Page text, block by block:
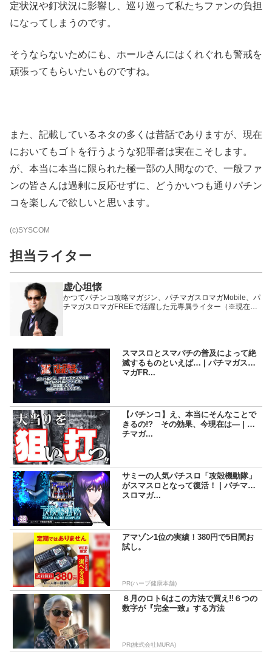
定状況や釘状況に影響し、巡り巡って私たちファンの負担
になってしまうのです。
そうならないためにも、ホールさんにはくれぐれも警戒を
頑張ってもらいたいものですね。
また、記載しているネタの多くは昔話でありますが、現在
においてもゴトを行うような犯罪者は実在こそします。
が、本当に本当に限られた極一部の人間なので、一般ファ
ンの皆さんは過剰に反応せずに、どうかいつも通りパチン
コを楽しんで欲しいと思います。
(c)SYSCOM
担当ライター
虚心坦懐
かつてパチンコ攻略マガジン、パチマガスロマガMobile、パ
チマガスロマガFREEで活躍した元専属ライター（※現在は
スマスロとスマパチの普及によって絶
滅するものといえば… | パチマガスロ
マガFR...
【パチンコ】え、本当にそんなことで
きるの!? その効果、今現在は― | パ
チマガ...
サミーの人気パチスロ「攻殻機動隊」
がスマスロとなって復活！ | パチマガ
スロマガ...
アマゾン1位の実績！380円で5日間お
試し。
PR(ハーブ健康本舗)
８月のロト6はこの方法で買え!!６つの
数字が『完全一致』する方法
PR(株式会社MURA)